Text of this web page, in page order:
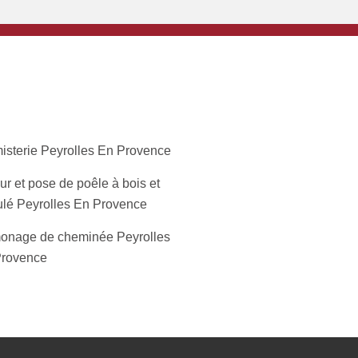
Peyrolles En Provence
et pose de poêle à bois et
Peyrolles En Provence
de cheminée Peyrolles